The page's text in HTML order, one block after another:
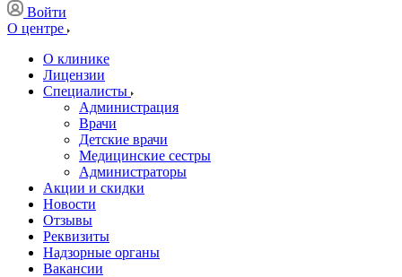
Войти
О центре
О клинике
Лицензии
Специалисты
Администрация
Врачи
Детские врачи
Медицинские сестры
Администраторы
Акции и скидки
Новости
Отзывы
Реквизиты
Надзорные органы
Вакансии